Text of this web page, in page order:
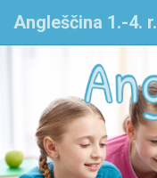
Angleščina 1.-4. r.